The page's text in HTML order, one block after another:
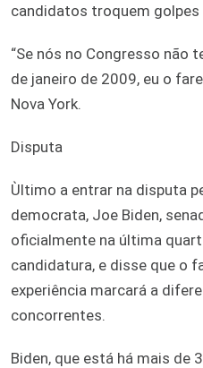
candidatos troquem
“Se nós no Congresso não
de janeiro de 2009, eu o
Nova York.
Disputa
Ùltimo a entrar na disputa
democrata, Joe Biden,
oficialmente na última
candidatura, e disse que o
experiência marcará a
concorrentes.
Biden, que está há mais de